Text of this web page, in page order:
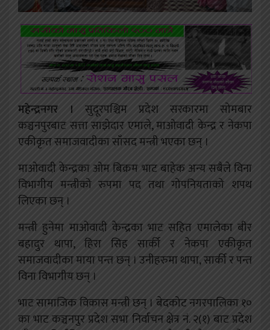
महेन्द्रनगर । सुदूरपश्चिम प्रदेश सरकारमा सोमबार
कञ्चनपुरबाट सत्ता साझेदार एमाले, माओवादी केन्द्र र नेकपा
एकीकृत समाजवादीका साँसद मन्त्री भएका छन् ।
माओवादी केन्द्रका ओम बिक्रम भाट बाहेक अन्य सबैले विना
विभागीय मन्त्रीको रुपमा पद तथा गोपनियताको शपथ
लिएका छन् ।
मन्त्री हुनेमा माओवादी केन्द्रका भाट सहित एमालेका बीर
बहादुर थापा, हिरा सिह सार्की र नेकपा एकीकृत
समाजवादीका माया पन्त छन् । उनीहरुमा थापा, सार्की र पन्त
विना विभागीय छन् ।
भाट सामाजिक विकास मन्त्री छन् । बेदकोट नगरपालिका १०
का भाट कञ्चनपुर प्रदेश सभा निर्वाचन क्षेत्र नं. २(१) बाट प्रदेश